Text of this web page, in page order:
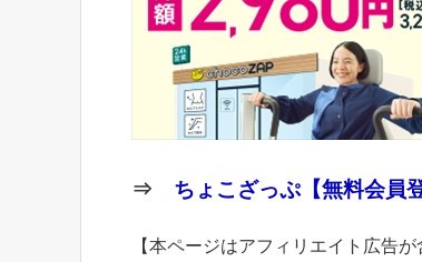
⇒ ちょこざっぷ【無料会員
【本ページはアフィリエイト広告が